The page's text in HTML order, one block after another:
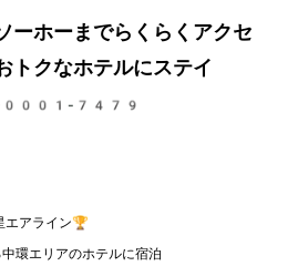
ーホーまでらくらくアクセ
トクなホテルにステイ
0001-7479
アライン🏆
環エリアのホテルに宿泊